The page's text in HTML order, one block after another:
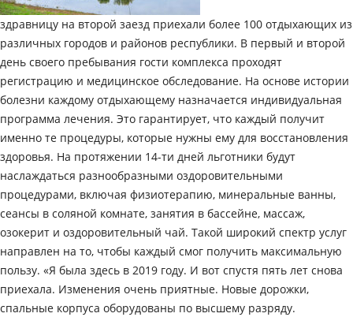
здравницу на второй заезд приехали более 100 отдыхающих из
различных городов и районов республики. В первый и второй
день своего пребывания гости комплекса проходят
регистрацию и медицинское обследование. На основе истории
болезни каждому отдыхающему назначается индивидуальная
программа лечения. Это гарантирует, что каждый получит
именно те процедуры, которые нужны ему для восстановления
здоровья. На протяжении 14-ти дней льготники будут
наслаждаться разнообразными оздоровительными
процедурами, включая физиотерапию, минеральные ванны,
сеансы в соляной комнате, занятия в бассейне, массаж,
озокерит и оздоровительный чай. Такой широкий спектр услуг
направлен на то, чтобы каждый смог получить максимальную
пользу. «Я была здесь в 2019 году. И вот спустя пять лет снова
приехала. Изменения очень приятные. Новые дорожки,
спальные корпуса оборудованы по высшему разряду.